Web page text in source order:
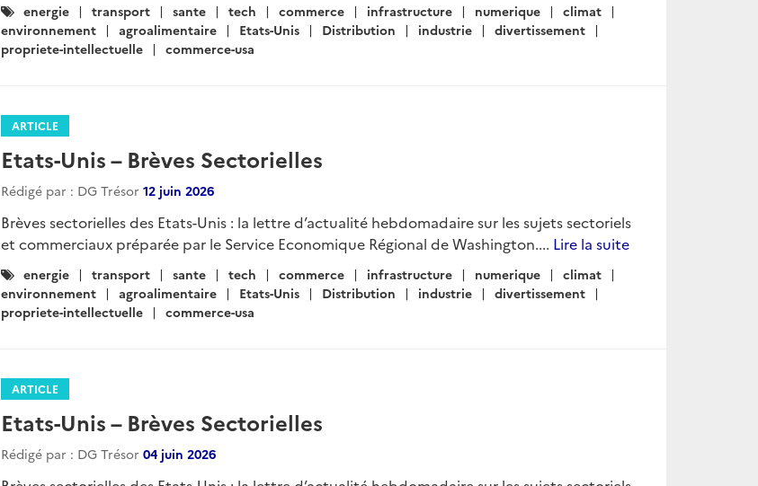
Catégories
:
energie transport sante tech commerce infrastructure numerique
climat
environnement
agroalimentaire Etats-Unis Distribution industrie
divertissement
propriete-intellectuelle
commerce-usa
ARTICLE
Etats-Unis – Brèves Sectorielles
Rédigé par : DG Trésor 12 juin 2026
Brèves sectorielles des Etats-Unis : la lettre d’actualité hebdomadaire sur les sujets sectoriels
et commerciaux préparée par le Service Economique Régional de Washington.... Lire la suite
Catégories
:
energie transport sante tech commerce infrastructure numerique
climat
environnement
agroalimentaire Etats-Unis Distribution industrie
divertissement
propriete-intellectuelle
commerce-usa
ARTICLE
Etats-Unis – Brèves Sectorielles
Rédigé par : DG Trésor 04 juin 2026